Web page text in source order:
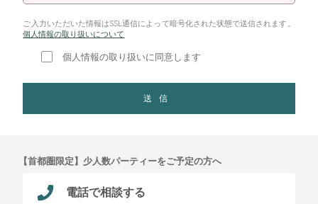
ご入力いただいた情報はSSL通信によって暗号化された状態で送信されます。
個人情報の取り扱いについて
個人情報の取り扱いに同意します
送信
【首都圏限定】少人数パーティーをご予定の方へ
電話で相談する